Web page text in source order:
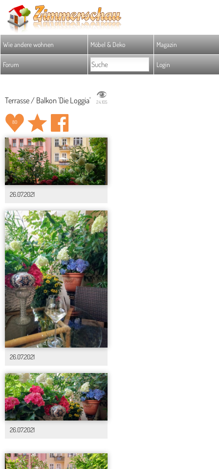
Wie andere wohnen Möbel & Deko Magazin
Forum Login
Terrasse / Balkon 'Die Loggia' 24.105
80
26.07.2021
26.07.2021
26.07.2021